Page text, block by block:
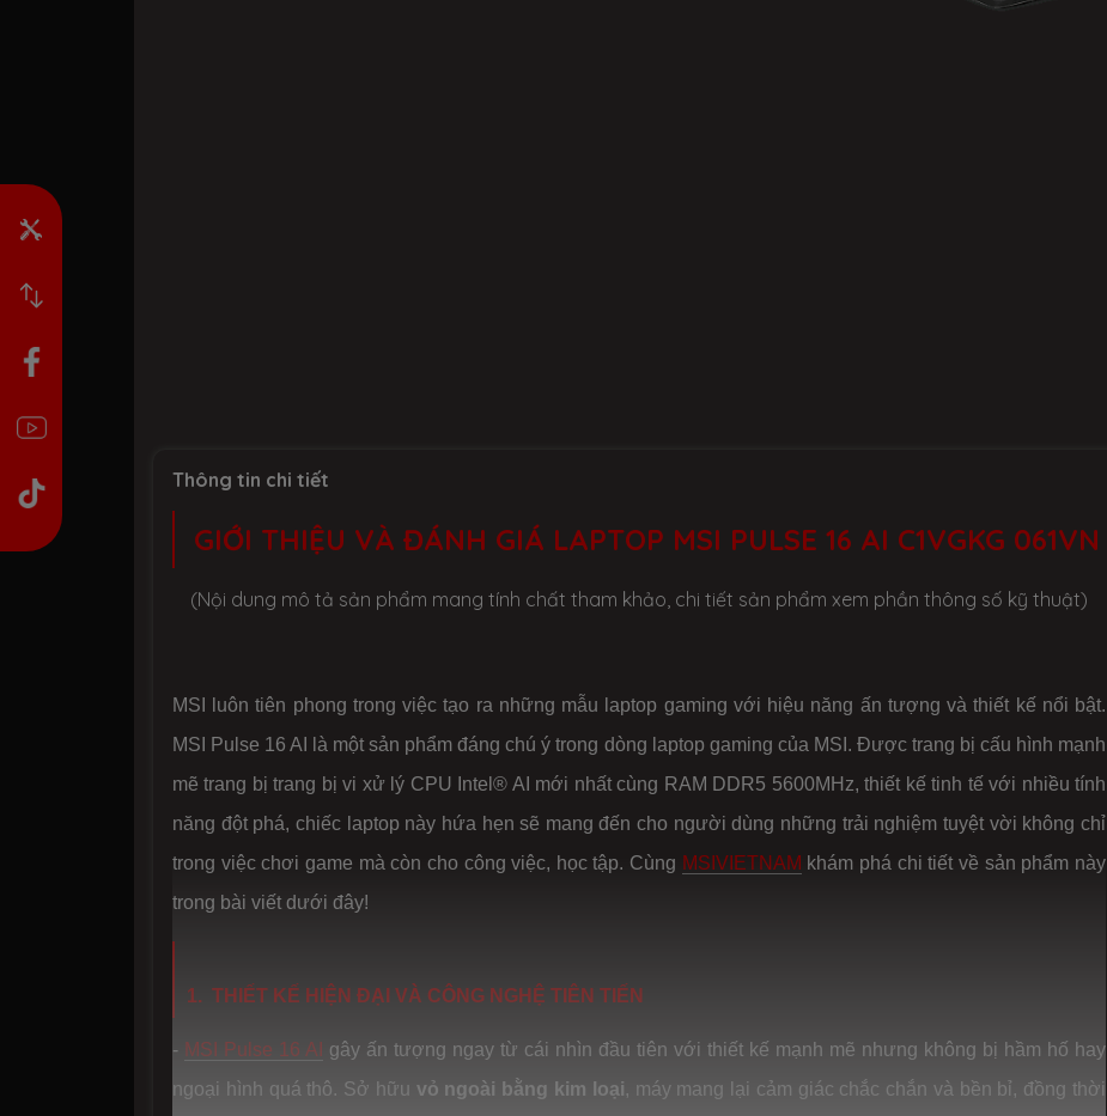
Thông tin chi tiết
GIỚI THIỆU VÀ ĐÁNH GIÁ LAPTOP MSI PULSE 16 AI C1VGKG 061VN
(Nội dung mô tả sản phẩm mang tính chất tham khảo, chi tiết sản phẩm xem phần thông số kỹ thuật)
MSI luôn tiên phong trong việc tạo ra những mẫu laptop gaming với hiệu năng ấn tượng và thiết kế nổi bật.
MSI Pulse 16 AI là một sản phẩm đáng chú ý trong dòng laptop gaming của MSI. Được trang bị cấu hình mạnh
mẽ trang bị trang bị vi xử lý CPU Intel® AI mới nhất cùng RAM DDR5 5600MHz, thiết kế tinh tế với nhiều tính
năng đột phá, chiếc laptop này hứa hẹn sẽ mang đến cho người dùng những trải nghiệm tuyệt vời không chỉ
trong việc chơi game mà còn cho công việc, học tập. Cùng MSIVIETNAM khám phá chi tiết về sản phẩm này
trong bài viết dưới đây!
1. THIẾT KẾ HIỆN ĐẠI VÀ CÔNG NGHỆ TIÊN TIẾN
- MSI Pulse 16 AI
gây ấn tượng ngay từ cái nhìn đầu tiên với thiết kế mạnh mẽ nhưng không bị hầm hố hay
ngoại hình quá thô. Sở hữu vỏ ngoài bằng kim loại, máy mang lại cảm giác chắc chắn và bền bỉ, đồng thời